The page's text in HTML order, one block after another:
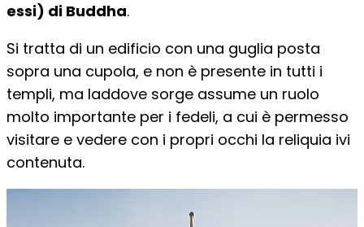
essi) di Buddha.
Si tratta di un edificio con una guglia posta
sopra una cupola, e non è presente in tutti i
templi, ma laddove sorge assume un ruolo
molto importante per i fedeli, a cui è permesso
visitare e vedere con i propri occhi la reliquia ivi
contenuta.